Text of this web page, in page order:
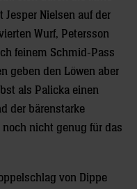
Nielsen auf der
Wurf, Petersson
feinem Schmid-Pass
geben den Löwen aber
als Palicka einen
der bärenstarke
nicht genug für das
von Dippe